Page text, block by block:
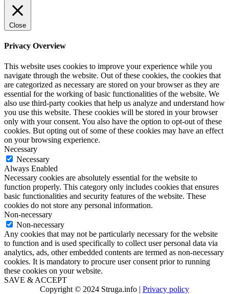
Close
Privacy Overview
This website uses cookies to improve your experience while you
navigate through the website. Out of these cookies, the cookies that
are categorized as necessary are stored on your browser as they are
essential for the working of basic functionalities of the website. We
also use third-party cookies that help us analyze and understand how
you use this website. These cookies will be stored in your browser
only with your consent. You also have the option to opt-out of these
cookies. But opting out of some of these cookies may have an effect
on your browsing experience.
Necessary
Necessary
Always Enabled
Necessary cookies are absolutely essential for the website to
function properly. This category only includes cookies that ensures
basic functionalities and security features of the website. These
cookies do not store any personal information.
Non-necessary
Non-necessary
Any cookies that may not be particularly necessary for the website
to function and is used specifically to collect user personal data via
analytics, ads, other embedded contents are termed as non-necessary
cookies. It is mandatory to procure user consent prior to running
these cookies on your website.
SAVE & ACCEPT
Copyright © 2024 Struga.info | Privacy policy